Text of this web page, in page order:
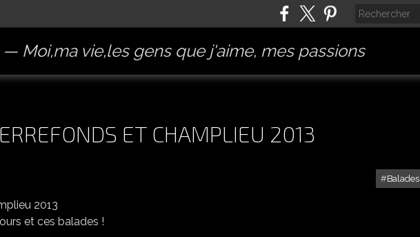
Moi,ma vie,les gens que j'aime, mes passions
ET CHAMPLIEU 2013
Balades
COMPIÈGNE, PIERREFONDS ET CHAMPLIEU 2013
et ces balades !